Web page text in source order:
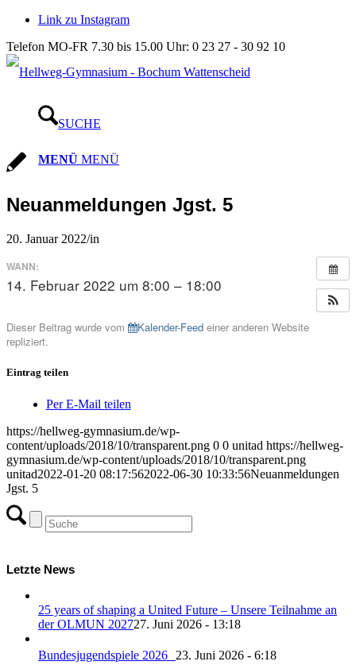
Link zu Instagram
Telefon MO-FR 7.30 bis 15.00 Uhr: 0 23 27 - 30 92 10
SUCHE
MENÜ MENÜ
Neuanmeldungen Jgst. 5
20. Januar 2022/in
WANN:
14. Februar 2022 um 8:00 – 18:00
Dieser Beitrag wurde vom Kalender-Feed einer anderen Website
repliziert.
Eintrag teilen
Per E-Mail teilen
https://hellweg-gymnasium.de/wp-
content/uploads/2018/10/transparent.png 0 0 unitad https://hellweg-
gymnasium.de/wp-content/uploads/2018/10/transparent.png
unitad2022-01-20 08:17:562022-06-30 10:33:56Neuanmeldungen
Jgst. 5
Letzte News
25 years of shaping a United Future – Unsere Teilnahme an
der OLMUN 202727. Juni 2026 - 13:18
Bundesjugendspiele 2026 23. Juni 2026 - 6:18